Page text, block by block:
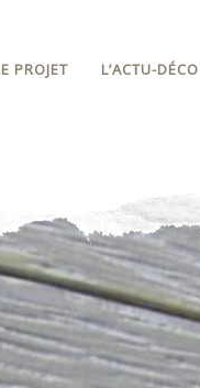
PROJET L’ACTU-DÉCO